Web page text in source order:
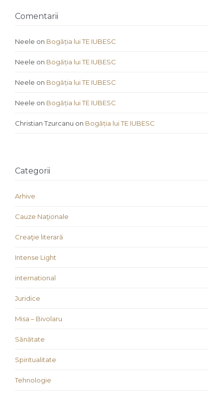
Comentarii
Neele on Bogăția lui TE IUBESC
Neele on Bogăția lui TE IUBESC
Neele on Bogăția lui TE IUBESC
Neele on Bogăția lui TE IUBESC
Christian Tzurcanu on Bogăția lui TE IUBESC
Categorii
Arhive
Cauze Naţionale
Creaţie literară
Intense Light
international
Juridice
Misa – Bivolaru
Sănătate
Spiritualitate
Tehnologie